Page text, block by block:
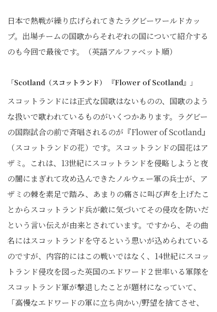
日本で熱戦が繰り広げられてきたラグビーワールドカッ
プ。出場チームの国歌からそれぞれの国について紹介する
のも今回で最後です。（英語アルファベット順）
「Scotland（スコットランド） 『Flower of Scotland』」
スコットランドには正式な国歌はないものの、国歌のよう
な扱いで歌われているものがいくつかあります。ラグビー
の国際試合の前で斉唱されるのが『Flower of Scotland』
（スコットランドの花）です。スコットランドの国花はア
ザミ。これは、13世紀にスコットランドを侵略しようと夜
の闇にまぎれて攻め込んできたノルウェー軍の兵士が、ア
ザミの棘を素足で踏み、あまりの痛さに叫び声を上げたこ
とからスコットランド兵が敵に気づいてその侵攻を防いだ
という言い伝えが由来とされています。ですから、その曲
名にはスコットランドを守るという思いが込められている
のですが、内容的にはこの戦いではなく、14世紀にスコッ
トランド侵攻を図った英国のエドワード２世率いる軍隊を
スコットランド軍が撃退したことが題材になっていて、
「高慢なエドワードの軍に立ち向かい/野望を捨てさせ、